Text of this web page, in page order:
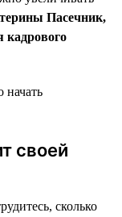
Пасечник,
кадрового
начать
своей
сколько